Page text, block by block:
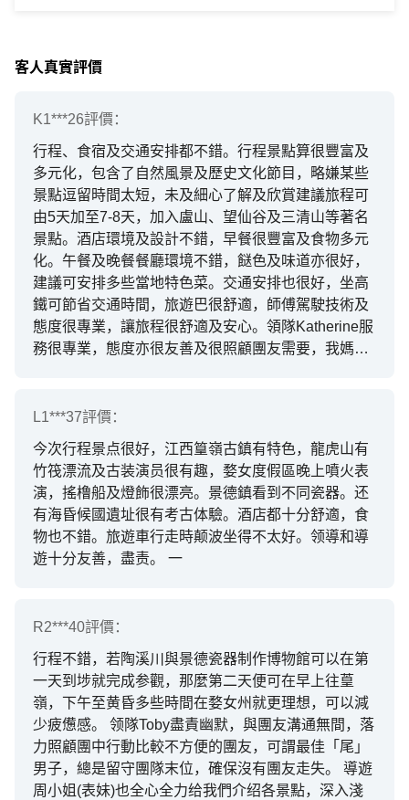
客人真實評價
K1***26評價：
行程、食宿及交通安排都不錯。行程景點算很豐富及
多元化，包含了自然風景及歷史文化節目，略嫌某些
景點逗留時間太短，未及細心了解及欣賞建議旅程可
由5天加至7-8天，加入盧山、望仙谷及三清山等著名
景點。酒店環境及設計不錯，早餐很豐富及食物多元
化。午餐及晚餐餐廳環境不錯，餸色及味道亦很好，
建議可安排多些當地特色菜。交通安排也很好，坐高
鐵可節省交通時間，旅遊巴很舒適，師傅駕駛技術及
態度很專業，讓旅程很舒適及安心。領隊Katherine服
務很專業，態度亦很友善及很照顧團友需要，我媽腿
土人情，亦貼心為團友安排消暑用品如扇子及冰巾
心的服務。
L1***37評價：
今次行程景点很好，江西篁嶺古鎮有特色，龍虎山有
竹筏漂流及古装演员很有趣，婺女度假區晚上噴火表
演，搖橹船及燈飾很漂亮。景德鎮看到不同瓷器。还
有海昏候國遺址很有考古体驗。酒店都十分舒適，食
物也不錯。旅遊車行走時颠波坐得不太好。领導和導
遊十分友善，盡责。 一
R2***40評價：
行程不錯，若陶溪川與景德瓷器制作博物館可以在第
一天到埗就完成参觀，那麼第二天便可在早上往葟
嶺，下午至黄昏多些時間在婺女州就更理想，可以減
少疲憊感。 领隊Toby盡責幽默，與團友溝通無間，落
力照顧團中行動比較不方便的團友，可謂最佳「尾」
男子，總是留守團隊末位，確保沒有團友走失。 導遊
周小姐(表妹)也全心全力给我們介绍各景點，深入淺